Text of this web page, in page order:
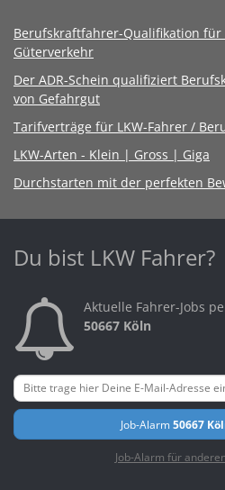
Berufskraftfahrer-Qualifikation
Güterverkehr
Der ADR-Schein qualifiziert
von Gefahrgut
Tarifverträge für LKW-Fahrer /
LKW-Arten - Klein | Gross | Giga
Durchstarten mit der perfekten
Du bist LKW Fahrer?
Aktuelle Fahrer-Jobs
50667 Köln
Job-Alarm50667
Job-Alarm für